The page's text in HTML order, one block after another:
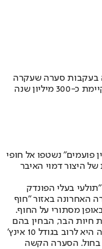
בעקבות סערה שעקרה
אותם מבית הגידול שלהם • מדובר בתולעת שקיימת כ-300 מיליון שנה
פועמים" נשטפו אל חופי
היצור דמוי האיבר
בעלי הפונדק
האחרונה באזור "חוף
מסתורי על החוף.
חיות הבר, הבחין בהם
ב-6 בדצמבר, והוא מסביר כי התולעת השמנמנה היא לרוב בגודל 10 אינץ'
בחול. הסערה הקשה